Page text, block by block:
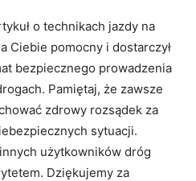
o technikach jazdy⁣ na
Ciebie pomocny‌ i dostarczył
bezpiecznego prowadzenia
Pamiętaj, ‍że zawsze
zdrowy rozsądek za
​sytuacji.
użytkowników dróg
Dziękujemy za